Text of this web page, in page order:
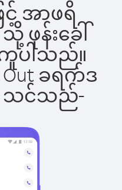
င့် အာဖရိ
ဖုန်းခေါ်
ပါသည်။
ခရက်ဒ
သင်သည်-